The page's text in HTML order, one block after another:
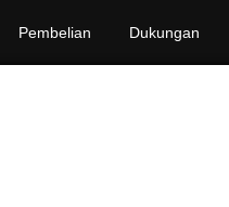
Pembelian Dukungan